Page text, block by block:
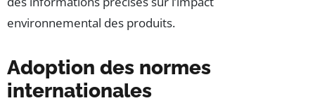
environnemental des produits.
Adoption des normes
internationales